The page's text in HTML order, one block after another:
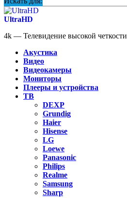
UltraHD
4k — Телевидение высокой четкости
Акустика
Видео
Видеокамеры
Мониторы
Плееры и устройства
ТВ
DEXP
Grundig
Haier
Hisense
LG
Loewe
Panasonic
Philips
Realme
Samsung
Sharp